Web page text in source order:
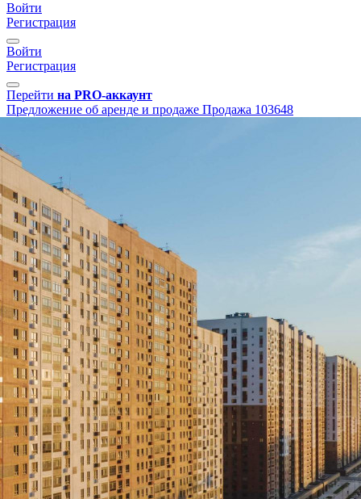
Войти
Регистрация
Войти
Регистрация
Перейти на PRO-аккаунт
Предложение об аренде и продаже Продажа 103648